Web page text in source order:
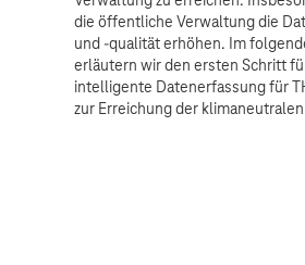
die öffentliche Verwaltung die
und -qualität erhöhen. Im
erläutern wir den ersten Schritt
intelligente Datenerfassung für
zur Erreichung der